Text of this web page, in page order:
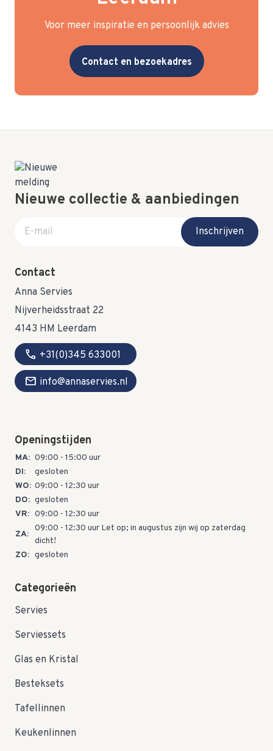
Voor meer inspiratie en persoonlijk advies
Contact en bezoekadres
Nieuwe collectie & aanbiedingen
E-mail adres
Inschrijven
Contact
Anna Servies
Nijverheidsstraat 22
4143 HM Leerdam
call +31(0)345 633001
mail info@annaservies.nl
Openingstijden
MA: 09:00 - 15:00 uur
DI:
gesloten
WO: 09:00 - 12:30 uur
DO: gesloten
VR: 09:00 - 12:30 uur
ZA:
09:00 - 12:30 uur Let op; in augustus zijn wij op zaterdag
dicht!
ZO: gesloten
Categorieën
Servies
Serviessets
Glas en Kristal
Besteksets
Tafellinnen
Keukenlinnen